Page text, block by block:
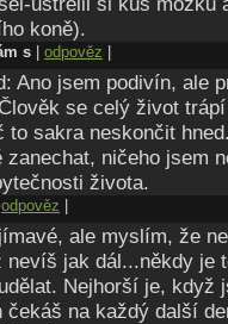
na vás. Jed na krysy
zabije, když ji
menší praxi, feťáci
můžete se zastřelit.
vlastní zbraň, pokud
smrt. Netuším
jen svědčí o
Půlka vaší
kolem a do toho
Ne aby vás
po vás lépe uklízelo.
nakonec jednodušší
koně).
s odpověz
Ano jsem podivín, ale
se celý život
to sakra neskončit
zanechat, ničeho jsem
života.
odpověz
ale myslím, že
nevíš jak dál...někdy je
Nejhorší je, když
čekáš na každý další